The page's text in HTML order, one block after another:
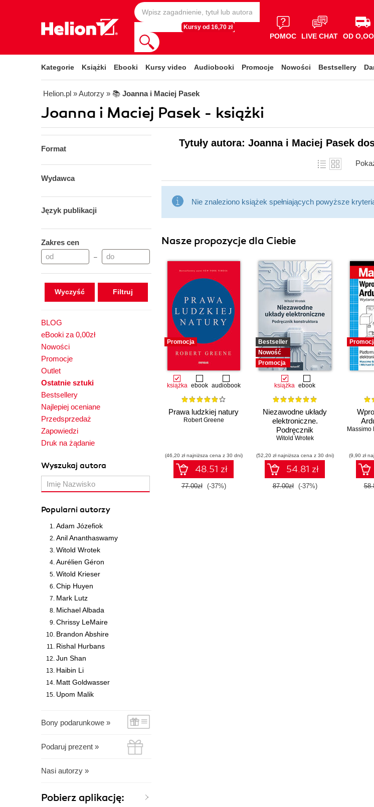
Kursy od 16,70 zł
POMOC LIVE CHAT OD
Kategorie Książki Ebooki Kursy video Audiobooki Promocje Nowości Bestsellery
Helion.pl » Autorzy » 📚 Joanna i Maciej Pasek
Joanna i Maciej Pasek - książki
Format
Wydawca
Język publikacji
Zakres cen
–
Wyczyść
BLOG
eBooki za 0,00zł
Nowości
Promocje
Outlet
Ostatnie sztuki
Bestsellery
Najlepiej oceniane
Przedsprzedaż
Zapowiedzi
Druk na żądanie
Wyszukaj autora
Popularni autorzy
Adam Józefiok
Anil Ananthaswamy
Witold Wrotek
Aurélien Géron
Witold Krieser
Chip Huyen
Mark Lutz
Michael Albada
Chrissy LeMaire
Brandon Abshire
Rishal Hurbans
Jun Shan
Haibin Li
Matt Goldwasser
Upom Malik
Bony podarunkowe »
Podaruj prezent »
Nasi autorzy »
Pobierz aplikację:
Tytuły autora: Joanna i Maciej Pasek
Nie znaleziono książek spełniających powyższe
Nasze propozycje dla Ciebie
Promocja
książka ebook audiobook
Prawa ludzkiej natury
Robert Greene
(46,20 zł najniższa cena z 30 dni)
48.51 zł
77.00zł (-37%)
Bestseller
Nowość
Promocja
książka ebook
Niezawodne układy
elektroniczne.
Podręcznik
konstruktora
Witold Wrotek
(52,20 zł najniższa cena z 30 dni)
54.81 zł
87.00zł (-37%)
Massimo
(9,90 zł